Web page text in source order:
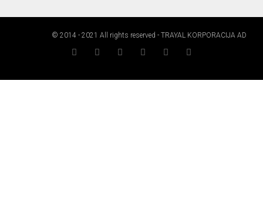
© 2014 - 2021 All rights reserved - TRAYAL KORPORACIJA AD